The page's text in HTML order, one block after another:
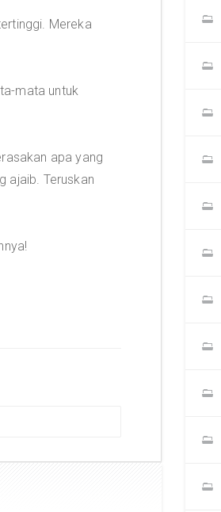
Mereka
mata untuk
apa yang
ajaib. Teruskan